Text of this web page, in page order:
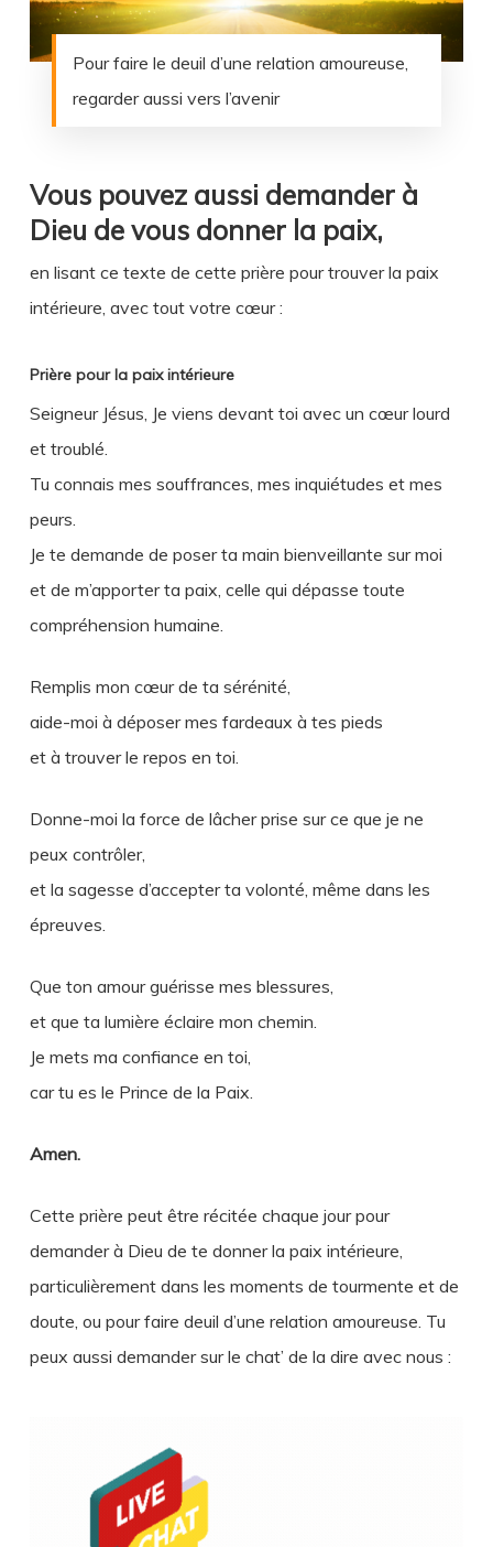
Pour faire le deuil d’une relation amoureuse,
regarder aussi vers l’avenir
Vous pouvez aussi demander à
Dieu de vous donner la paix,
en lisant ce texte de cette prière pour trouver la paix
intérieure, avec tout votre cœur :
Prière pour la paix intérieure
Seigneur Jésus, Je viens devant toi avec un cœur lourd
et troublé.
Tu connais mes souffrances, mes inquiétudes et mes
peurs.
Je te demande de poser ta main bienveillante sur moi
et de m’apporter ta paix, celle qui dépasse toute
compréhension humaine.
Remplis mon cœur de ta sérénité,
aide-moi à déposer mes fardeaux à tes pieds
et à trouver le repos en toi.
Donne-moi la force de lâcher prise sur ce que je ne
peux contrôler,
et la sagesse d’accepter ta volonté, même dans les
épreuves.
Que ton amour guérisse mes blessures,
et que ta lumière éclaire mon chemin.
Je mets ma confiance en toi,
car tu es le Prince de la Paix.
Amen.
Cette prière peut être récitée chaque jour pour
demander à Dieu de te donner la paix intérieure,
particulièrement dans les moments de tourmente et de
doute, ou pour faire deuil d’une relation amoureuse. Tu
peux aussi demander sur le chat’ de la dire avec nous :